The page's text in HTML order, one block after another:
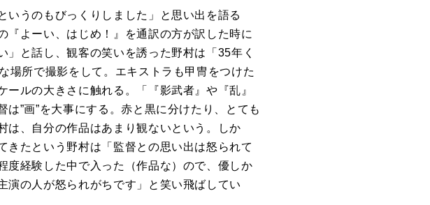
うのもびっくりしました」と思い出を語る
『よーい、はじめ！』を通訳の方が訳した時に
と話し、観客の笑いを誘った野村は「35年く
場所で撮影をして。エキストラも甲冑をつけた
ルの大きさに触れる。「『影武者』や『乱』
”画”を大事にする。赤と黒に分けたり、とても
は、自分の作品はあまり観ないという。しか
きたという野村は「監督との思い出は怒られて
度経験した中で入った（作品な）ので、優しか
演の人が怒られがちです」と笑い飛ばしてい